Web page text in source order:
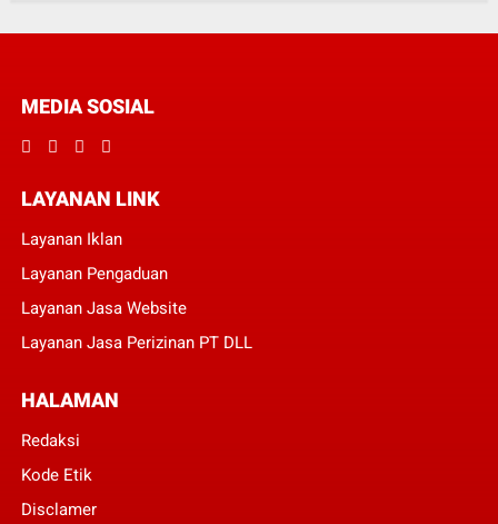
MEDIA SOSIAL
LAYANAN LINK
Layanan Iklan
Layanan Pengaduan
Layanan Jasa Website
Layanan Jasa Perizinan PT DLL
HALAMAN
Redaksi
Kode Etik
Disclamer